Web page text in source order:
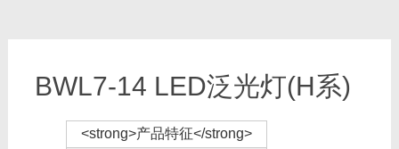
BWL7-14 LED泛光灯(H系)
<strong>产品特征</strong>